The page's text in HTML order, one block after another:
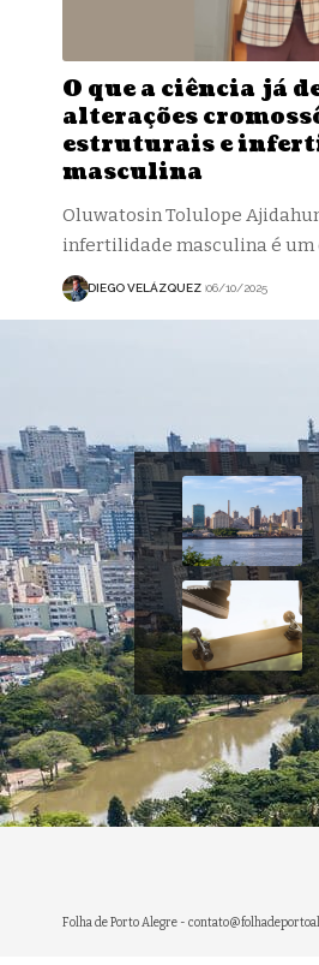
O que a ciência já
alterações
estruturais e
masculina
Oluwatosin Tolulope
infertilidade masculina é um
DIEGO VELÁZQUEZ 06/10/2025
Folha de Porto Alegre -